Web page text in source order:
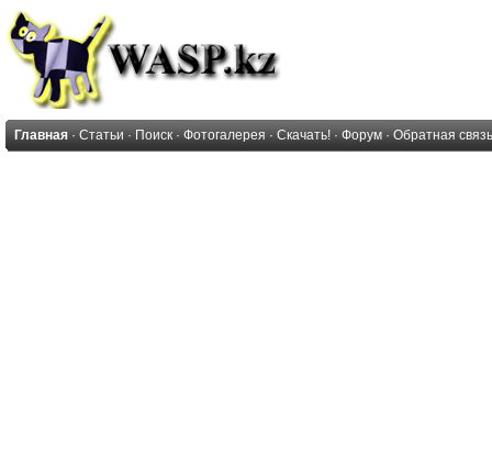
Главная · Статьи · Поиск · Фотогалерея · Скачать! · Форум · Обратная связь